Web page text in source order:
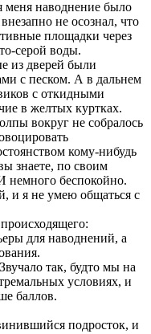
меня наводнение было
не осознал, что
площадки через
серой воды.
из дверей были
с песком. А в дальнем
с откидными
в желтых куртках.
вокруг не собралось
кому-нибудь
знаете, по своим
немного беспокойно.
и я не умею общаться с
для наводнений, а
так, будто мы на
условиях, и
баллов.
подросток, и